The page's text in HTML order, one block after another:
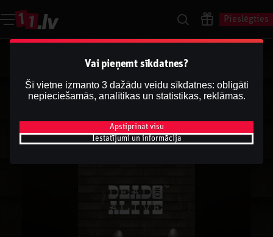
Pieslēgties
Vai pieņemt sīkdatnes?
Šī vietne izmanto 3 dažādu veidu sīkdatnes: obligāti
nepieciešamās, analītikas un statistikas, reklāmas.
Apstiprināt visu
Iestatījumi un informācija